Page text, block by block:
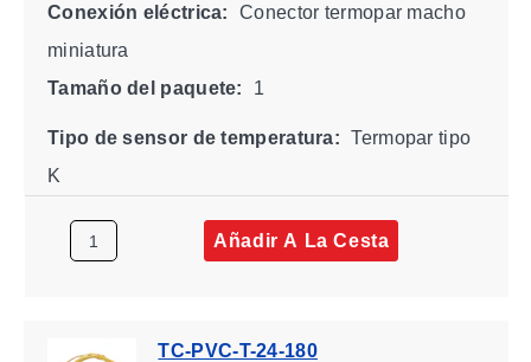
Conexión eléctrica:
Conector termopar macho
miniatura
Tamaño del paquete:
1
Tipo de sensor de temperatura: Termopar tipo
K
Añadir A La Cesta
TC-PVC-T-24-180